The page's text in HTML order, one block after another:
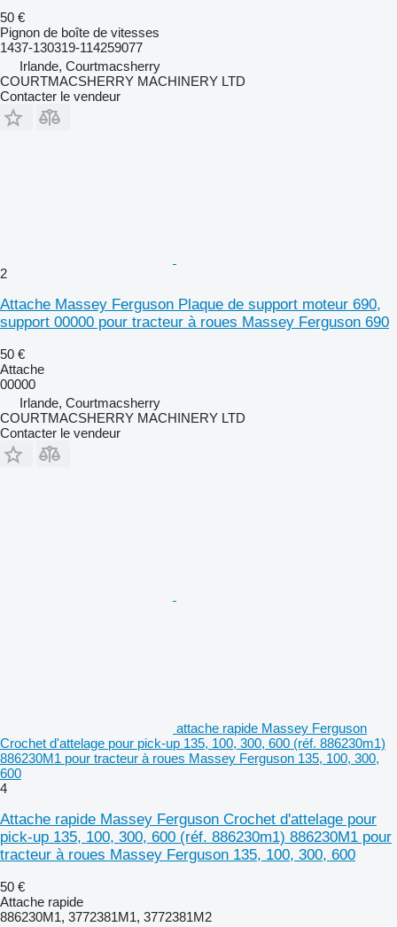
50 €
Pignon de boîte de vitesses
1437-130319-114259077
Irlande, Courtmacsherry
COURTMACSHERRY MACHINERY LTD
Contacter le vendeur
2
Attache Massey Ferguson Plaque de support moteur 690,
support 00000 pour tracteur à roues Massey Ferguson 690
50 €
Attache
00000
Irlande, Courtmacsherry
COURTMACSHERRY MACHINERY LTD
Contacter le vendeur
attache rapide Massey Ferguson
Crochet d'attelage pour pick-up 135, 100, 300, 600 (réf. 886230m1)
886230M1 pour tracteur à roues Massey Ferguson 135, 100, 300,
600
4
Attache rapide Massey Ferguson Crochet d'attelage pour
pick-up 135, 100, 300, 600 (réf. 886230m1) 886230M1 pour
tracteur à roues Massey Ferguson 135, 100, 300, 600
50 €
Attache rapide
886230M1, 3772381M1, 3772381M2